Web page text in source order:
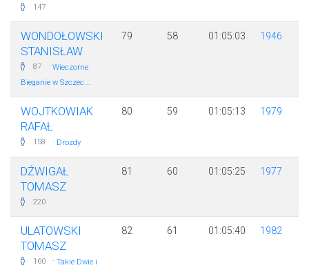
147
WONDOŁOWSKI
STANISŁAW
87 · Wieczorne
Bieganie w Szczec...
79 58 01:05:03 1946
WOJTKOWIAK
RAFAŁ
158 · Drozdy
80 59 01:05:13 1979
DŹWIGAŁ
TOMASZ
220
81 60 01:05:25 1977
ULATOWSKI
TOMASZ
160 · Takie Dwie i
82 61 01:05:40 1982